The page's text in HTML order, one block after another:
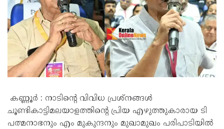
കണ്ണൂർ : നാടിൻ്റെ വിവിധ പ്രശ്നങ്ങൾ
ചൂണ്ടികാട്ടിമലയാളത്തിന്റെ പ്രിയ എഴുത്തുകാരായ ടി
പത്മനാഭനും എം മുകുന്ദനും മുഖാമുഖം പരിപാടിയിൽ